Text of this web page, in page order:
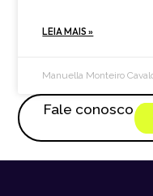
LEIA MAIS »
Manuella Monteiro
Fale conosco